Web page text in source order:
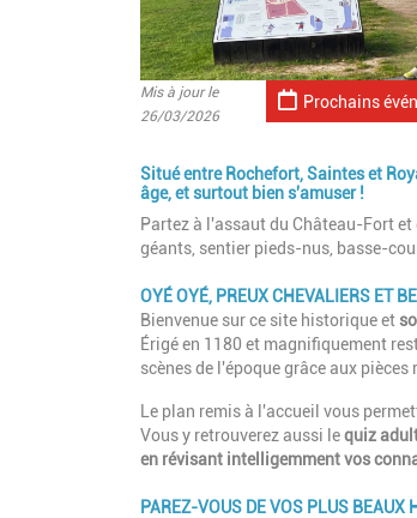
Prochains
Mis à jour le
26/03/2026
Situé entre Rochefort, Saintes et
âge, et surtout bien s'amuser !
Partez à l'assaut du Château-Fort
géants, sentier pieds-nus, basse-
OYÉ OYÉ, PREUX CHEVALIERS ET
Bienvenue sur ce site historique et
Érigé en 1180 et magnifiquement
scènes de l'époque grâce aux pièces
Le plan remis à l'accueil vous
Vous y retrouverez aussi lequiz
en révisant intelligemment vos
PAREZ-VOUS DE VOS PLUS BEAUX